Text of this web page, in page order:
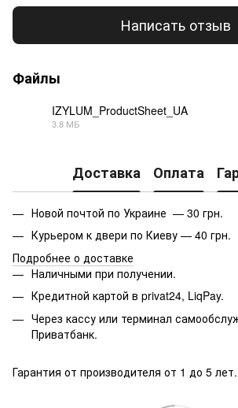
Написать отзыв
Файлы
IZYLUM_ProductSheet_UA
3.8 МБ
Доставка Оплата
Новой почтой по Украине — 30 грн.
Курьером к двери по Киеву — 40 грн.
Подробнее о доставке
Наличными при получении.
Кредитной картой в privat24, LiqPay.
Через кассу или терминал
Приватбанк.
Гарантия от производителя от 1 до 5 лет.